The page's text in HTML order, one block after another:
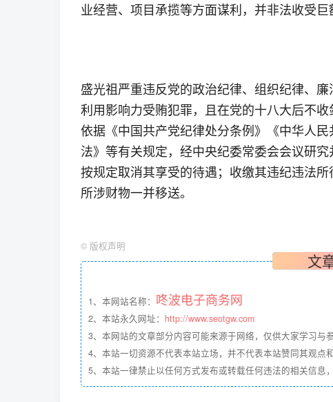
业经营、项目承揽等方面谋利，并非法收受巨
盛光祖严重违反党的政治纪律、组织纪律、
利用影响力受贿犯罪，且在党的十八大后不
依据《中国共产党纪律处分条例》《中华人
法》等有关规定，经中央纪委常委会会议研
按规定取消其享受的待遇；收缴其违纪违法
所涉财物一并移送。
© 版权声明
文
1、本网站名称： 咚波电子商务网
2、本站永久网址： http://www.seotgw.com
3、本网站的文章部分内容可能来源于网络，仅供大家学习与
4、本站一切资源不代表本站立场，并不代表本站赞同其观点
5、本站一律禁止以任何方式发布或转载任何违法的相关信息